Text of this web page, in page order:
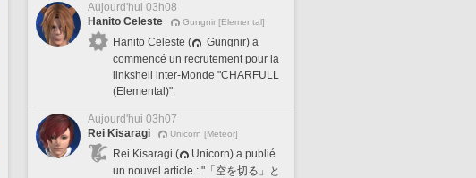
Aujourd'hui 03h08
Hanito Celeste
Gungnir [Elemental]
Hanito Celeste (
Gungnir) a
commencé un recrutement pour la
linkshell inter-Monde "CHARFULL
(Elemental)".
Aujourd'hui 03h07
Rei Kisaragi
Unicorn [Meteor]
Rei Kisaragi (
Unicorn) a publié
un nouvel article : "「空を切る」と